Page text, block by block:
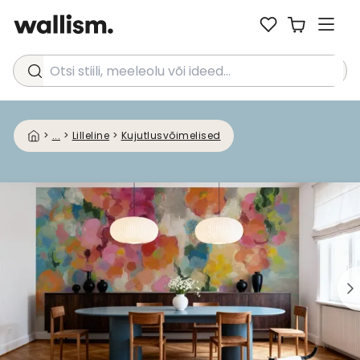
Otsi stiili, meeleolu või ideed...
> ... > Lilleline > Kujutlusvõimelised